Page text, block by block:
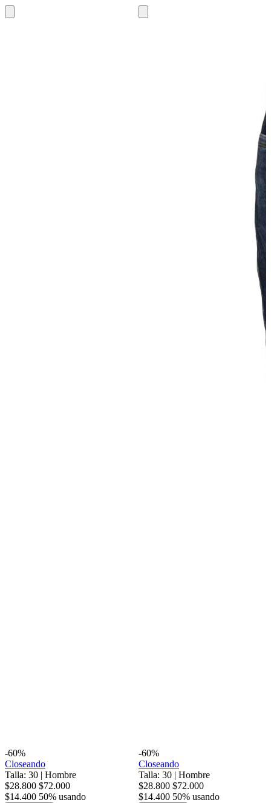
-60%
Closeando
Talla: 30 | Hombre
$28.800 $72.000
$14.400 50% usando
-60%
Closeando
Talla: 30 | Hombre
$28.800 $72.000
$14.400 50% usando